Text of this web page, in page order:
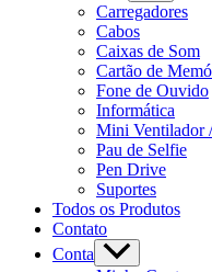
Carregadores
Cabos
Caixas de Som
Cartão de
Fone de Ouvido
Informática
Mini Ventilador
Pau de Selfie
Pen Drive
Suportes
Todos os Produtos
Contato
Conta